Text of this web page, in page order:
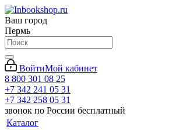
Ваш город
Пермь
ВойтиМой кабинет
8 800 301 08 25
+7 342 241 05 31
+7 342 258 05 31
звонок по России бесплатный
Каталог